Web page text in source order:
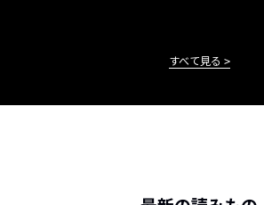
すべて見る